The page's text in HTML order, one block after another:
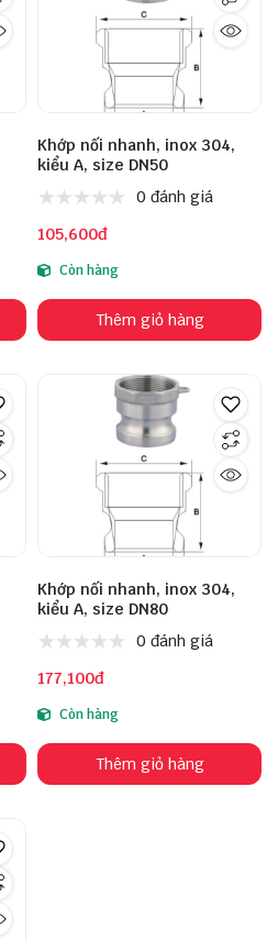
Khớp nối nhanh, inox 304,
kiểu A, size DN50
0 đánh giá
105,600đ
Còn hàng
Thêm giỏ hàng
Khớp nối nhanh, inox 304,
kiểu A, size DN80
0 đánh giá
177,100đ
Còn hàng
Thêm giỏ hàng